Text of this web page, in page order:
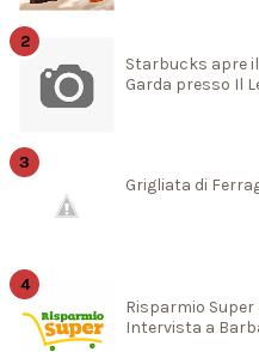
Starbucks apre
Garda presso Il
Grigliata di
Risparmio
Intervista a